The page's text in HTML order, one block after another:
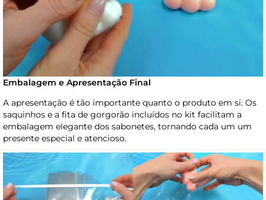
Embalagem e Apresentação Final
A apresentação é tão importante quanto o produto em si. Os
saquinhos e a fita de gorgorão incluídos no kit facilitam a
embalagem elegante dos sabonetes, tornando cada um um
presente especial e atencioso.